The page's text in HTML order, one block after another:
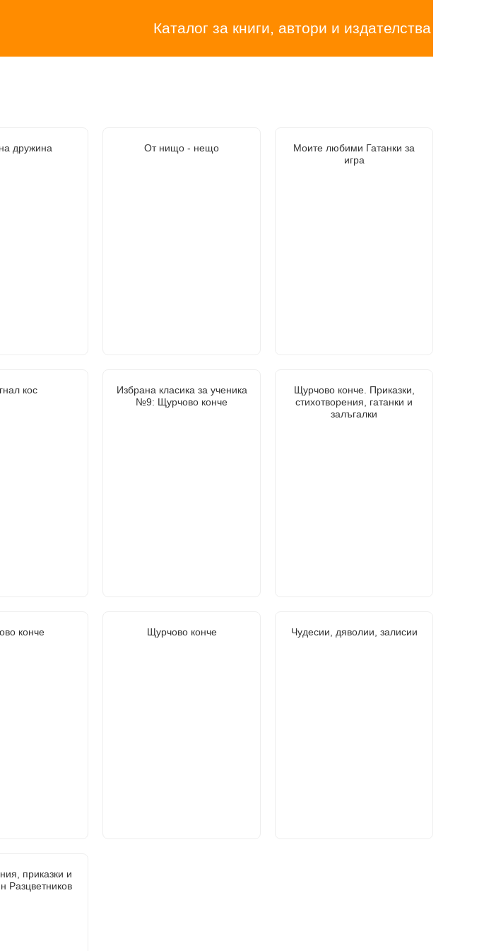
Каталог за книги, автори и издателства
дружина От нищо - нещо
Моите любими Гатанки за
игра
кос
Избрана класика за ученика
№9: Щурчово конче
Щурчово конче. Приказки,
стихотворения, гатанки и
залъгалки
конче Щурчово конче Чудесии, дяволии, залисии
приказки и
Разцветников